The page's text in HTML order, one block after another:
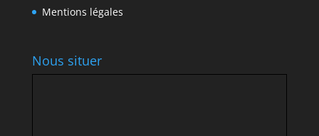
Mentions légales
Nous situer